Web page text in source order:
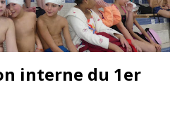
interne du 1er